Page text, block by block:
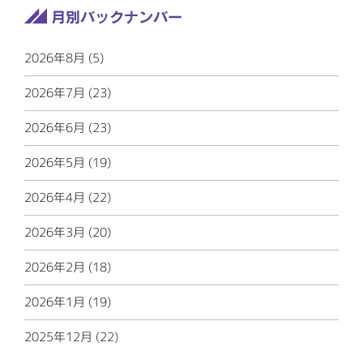
2026年8月 (5)
2026年7月 (23)
2026年6月 (23)
2026年5月 (19)
2026年4月 (22)
2026年3月 (20)
2026年2月 (18)
2026年1月 (19)
2025年12月 (22)